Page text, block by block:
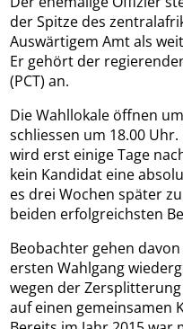
der Spitze des
Auswärtigem Amt als
Er gehört der
(PCT) an.
Die Wahllokale öffnen
schliessen um 18.00
wird erst einige Tage
kein Kandidat eine
es drei Wochen später
beiden erfolgreichsten
Beobachter gehen
ersten Wahlgang
wegen der
auf einen gemeinsamen